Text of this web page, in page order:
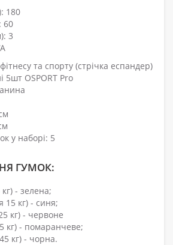
180
60
3
та спорту (стрічка еспандер)
5шт OSPORT Pro
у наборі: 5
ГУМОК:
- зелена;
15 кг) - синя;
кг) - червоне
кг) - помаранчеве;
кг) - чорна.